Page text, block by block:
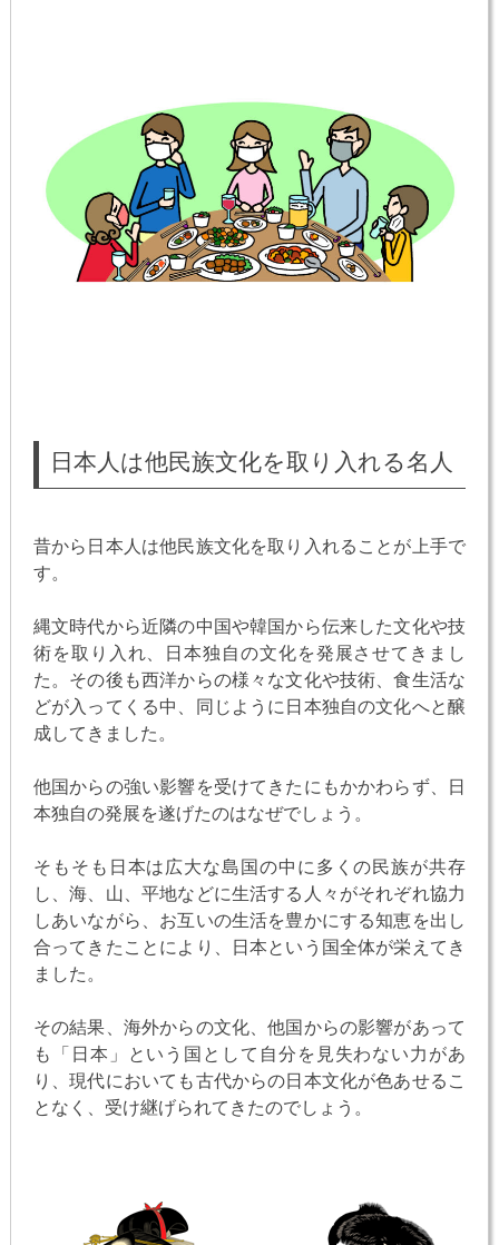
日本人は他民族文化を取り入れる名人
昔から日本人は他民族文化を取り入れることが上手で
す。
縄文時代から近隣の中国や韓国から伝来した文化や技
術を取り入れ、日本独自の文化を発展させてきまし
た。その後も西洋からの様々な文化や技術、食生活な
どが入ってくる中、同じように日本独自の文化へと醸
成してきました。
他国からの強い影響を受けてきたにもかかわらず、日
本独自の発展を遂げたのはなぜでしょう。
そもそも日本は広大な島国の中に多くの民族が共存
し、海、山、平地などに生活する人々がそれぞれ協力
しあいながら、お互いの生活を豊かにする知恵を出し
合ってきたことにより、日本という国全体が栄えてき
ました。
その結果、海外からの文化、他国からの影響があって
も「日本」という国として自分を見失わない力があ
り、現代においても古代からの日本文化が色あせるこ
となく、受け継げられてきたのでしょう。